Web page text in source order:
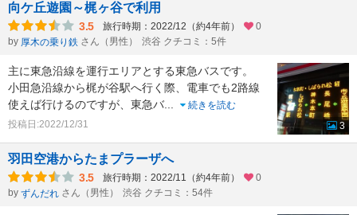
向ケ丘遊園～梶ヶ谷で利用
3.5 旅行時期：2022/12（約4年前）
0
by 厚木の乗り鉄 さん（男性） 渋谷 クチコミ：5件
主に東急沿線を運行エリアとする東急バスです。
小田急沿線から梶が谷駅へ行く際、電車でも2路線
使えば行けるのですが、東急バ...
続きを読む
投稿日:2022/12/31
3
羽田空港からたまプラーザへ
3.5 旅行時期：2022/11（約4年前）
0
by ずんだれ さん（男性） 渋谷 クチコミ：54件